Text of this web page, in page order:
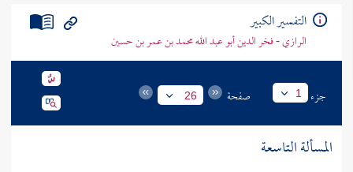
التفسير الكبير
الرازي - فخر الدين أبو عبد الله محمد بن عمر بن حسين
جزء 1 صفحة 26
المسألة التاسعة